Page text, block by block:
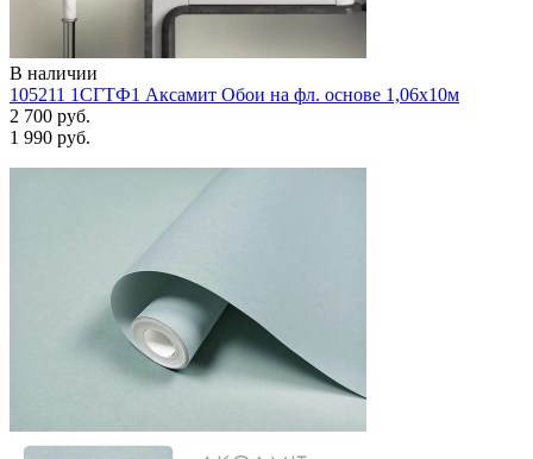
В наличии
105211 1СГТФ1 Аксамит Обои на фл. основе 1,06х10м
2 700 руб.
1 990 руб.